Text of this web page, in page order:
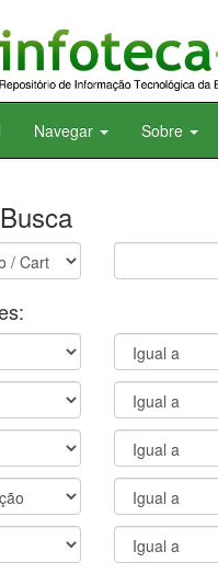
Navegar Sobre